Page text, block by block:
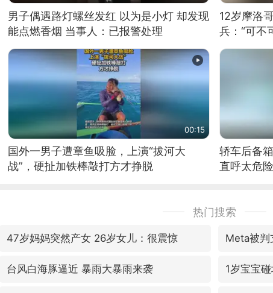
男子偶遇路灯螺丝发红 以为是小灯 却发现
能点燃香烟 当事人：已报警处理
12岁摩洛
兵：“可不
00:15
国外一男子遭章鱼吸脸，上演“拔河大
战”，硬扯加铁棒敲打方才挣脱
轿车后备
直呼太危
热门搜索
47岁妈妈突然产女 26岁女儿：很震惊 Meta被判
台风白海豚逼近 暴雨大暴雨来袭 1岁宝宝